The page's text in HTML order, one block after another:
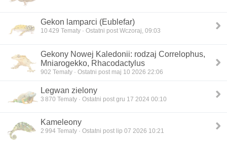
Gekon lamparci (Eublefar)
10 429 Tematy · Ostatni post Wczoraj, 09:03
Gekony Nowej Kaledonii: rodzaj Correlophus,
Mniarogekko, Rhacodactylus
902 Tematy · Ostatni post maj 10 2026 22:06
Legwan zielony
3 870 Tematy · Ostatni post gru 17 2024 00:10
Kameleony
2 994 Tematy · Ostatni post lip 07 2026 10:21